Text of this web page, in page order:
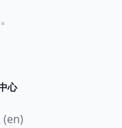
心
(en)